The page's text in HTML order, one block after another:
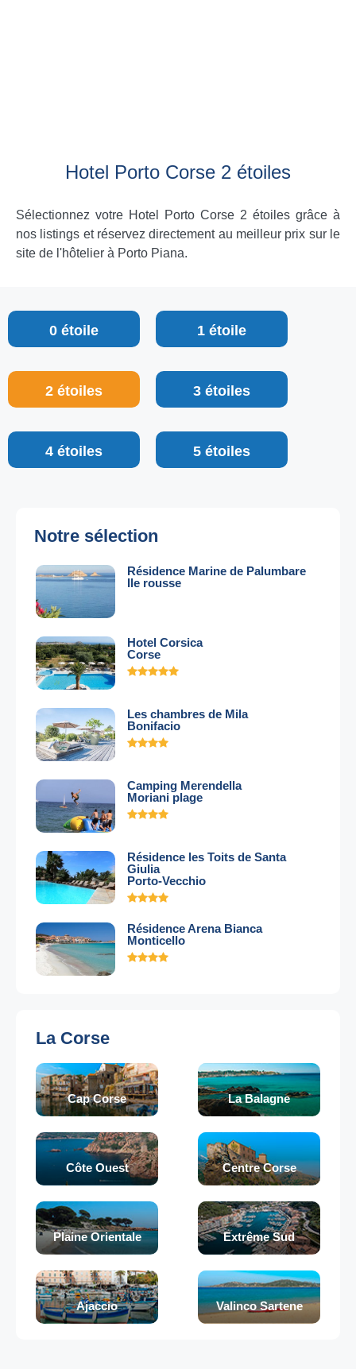
Hotel Porto Corse 2 étoiles
Sélectionnez votre Hotel Porto Corse 2 étoiles grâce à
nos listings et réservez directement au meilleur prix sur le
site de l'hôtelier à Porto Piana.
0 étoile 1 étoile
2 étoiles 3 étoiles
4 étoiles 5 étoiles
Notre sélection
Résidence Marine de Palumbare
Ile rousse
Hotel Corsica
Corse
Les chambres de Mila
Bonifacio
Camping Merendella
Moriani plage
Résidence les Toits de Santa
Giulia
Porto-Vecchio
Résidence Arena Bianca
Monticello
La Corse
Cap Corse La Balagne
Côte Ouest Centre Corse
Plaine Orientale Extrême Sud
Ajaccio Valinco Sartene